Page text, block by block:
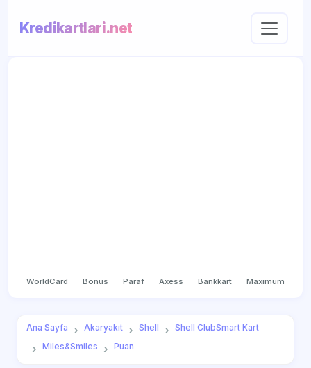
Kredikartlari.net
WorldCard Bonus Paraf Axess Bankkart Maximum
Ana Sayfa Akaryakıt Shell
Shell ClubSmart Kart
Miles&Smiles
Puan